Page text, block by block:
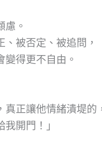
。
被否定、被追問，
得更不自由。
正讓他情緒潰堤的
開門！」